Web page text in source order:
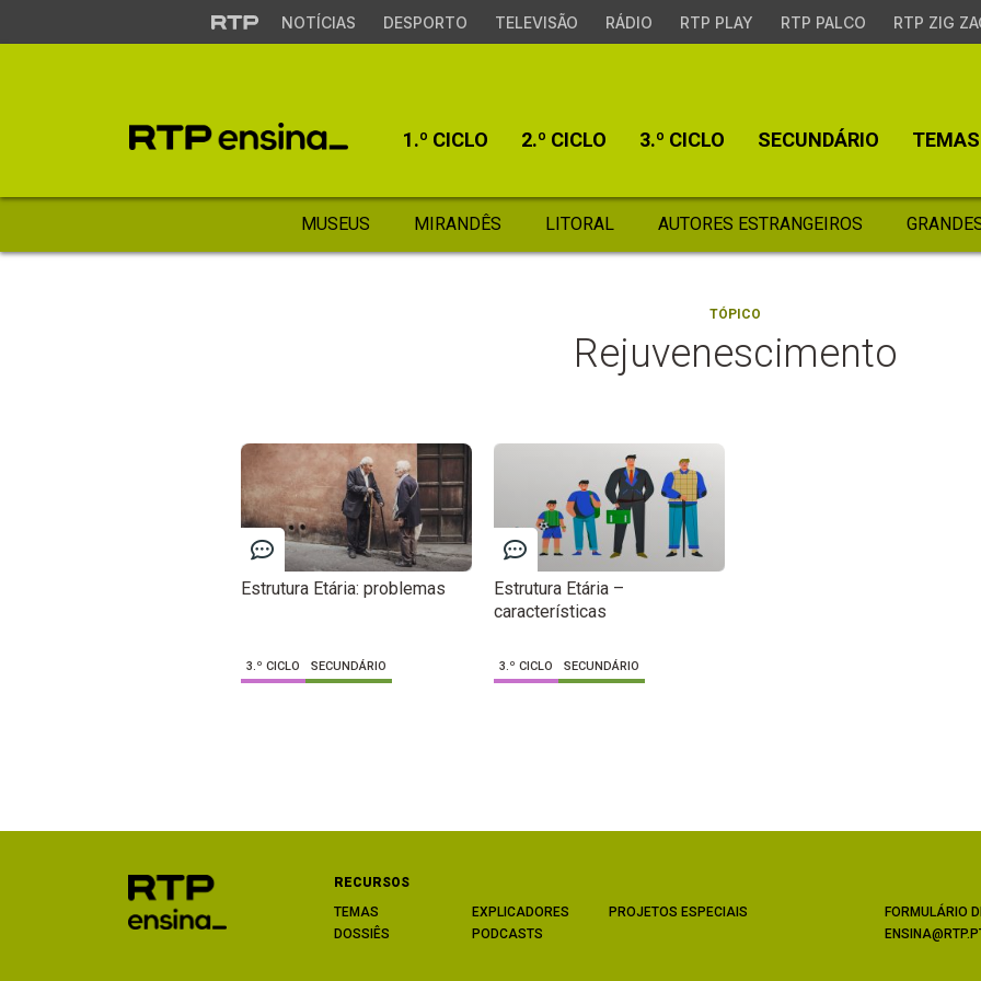
NOTÍCIAS DESPORTO TELEVISÃO RÁDIO RTP PLAY RTP PALCO RTP ZIG
1.º CICLO 2.º CICLO 3.º CICLO SECUNDÁRIO TEMAS
MUSEUS MIRANDÊS LITORAL AUTORES ESTRANGEIROS
TÓPICO
Rejuvenescimento
Estrutura Etária: problemas
3.º CICLO SECUNDÁRIO
Estrutura Etária –
características
3.º CICLO SECUNDÁRIO
RECURSOS
TEMAS
DOSSIÊS
EXPLICADORES
PODCASTS
PROJETOS ESPECIAIS
FORMULÁRIO